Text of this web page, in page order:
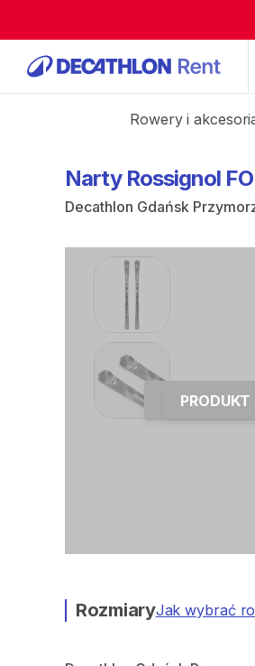
Rowery i
Narty Rossignol
Decathlon Gdańsk
RozmiaryJak wybrać